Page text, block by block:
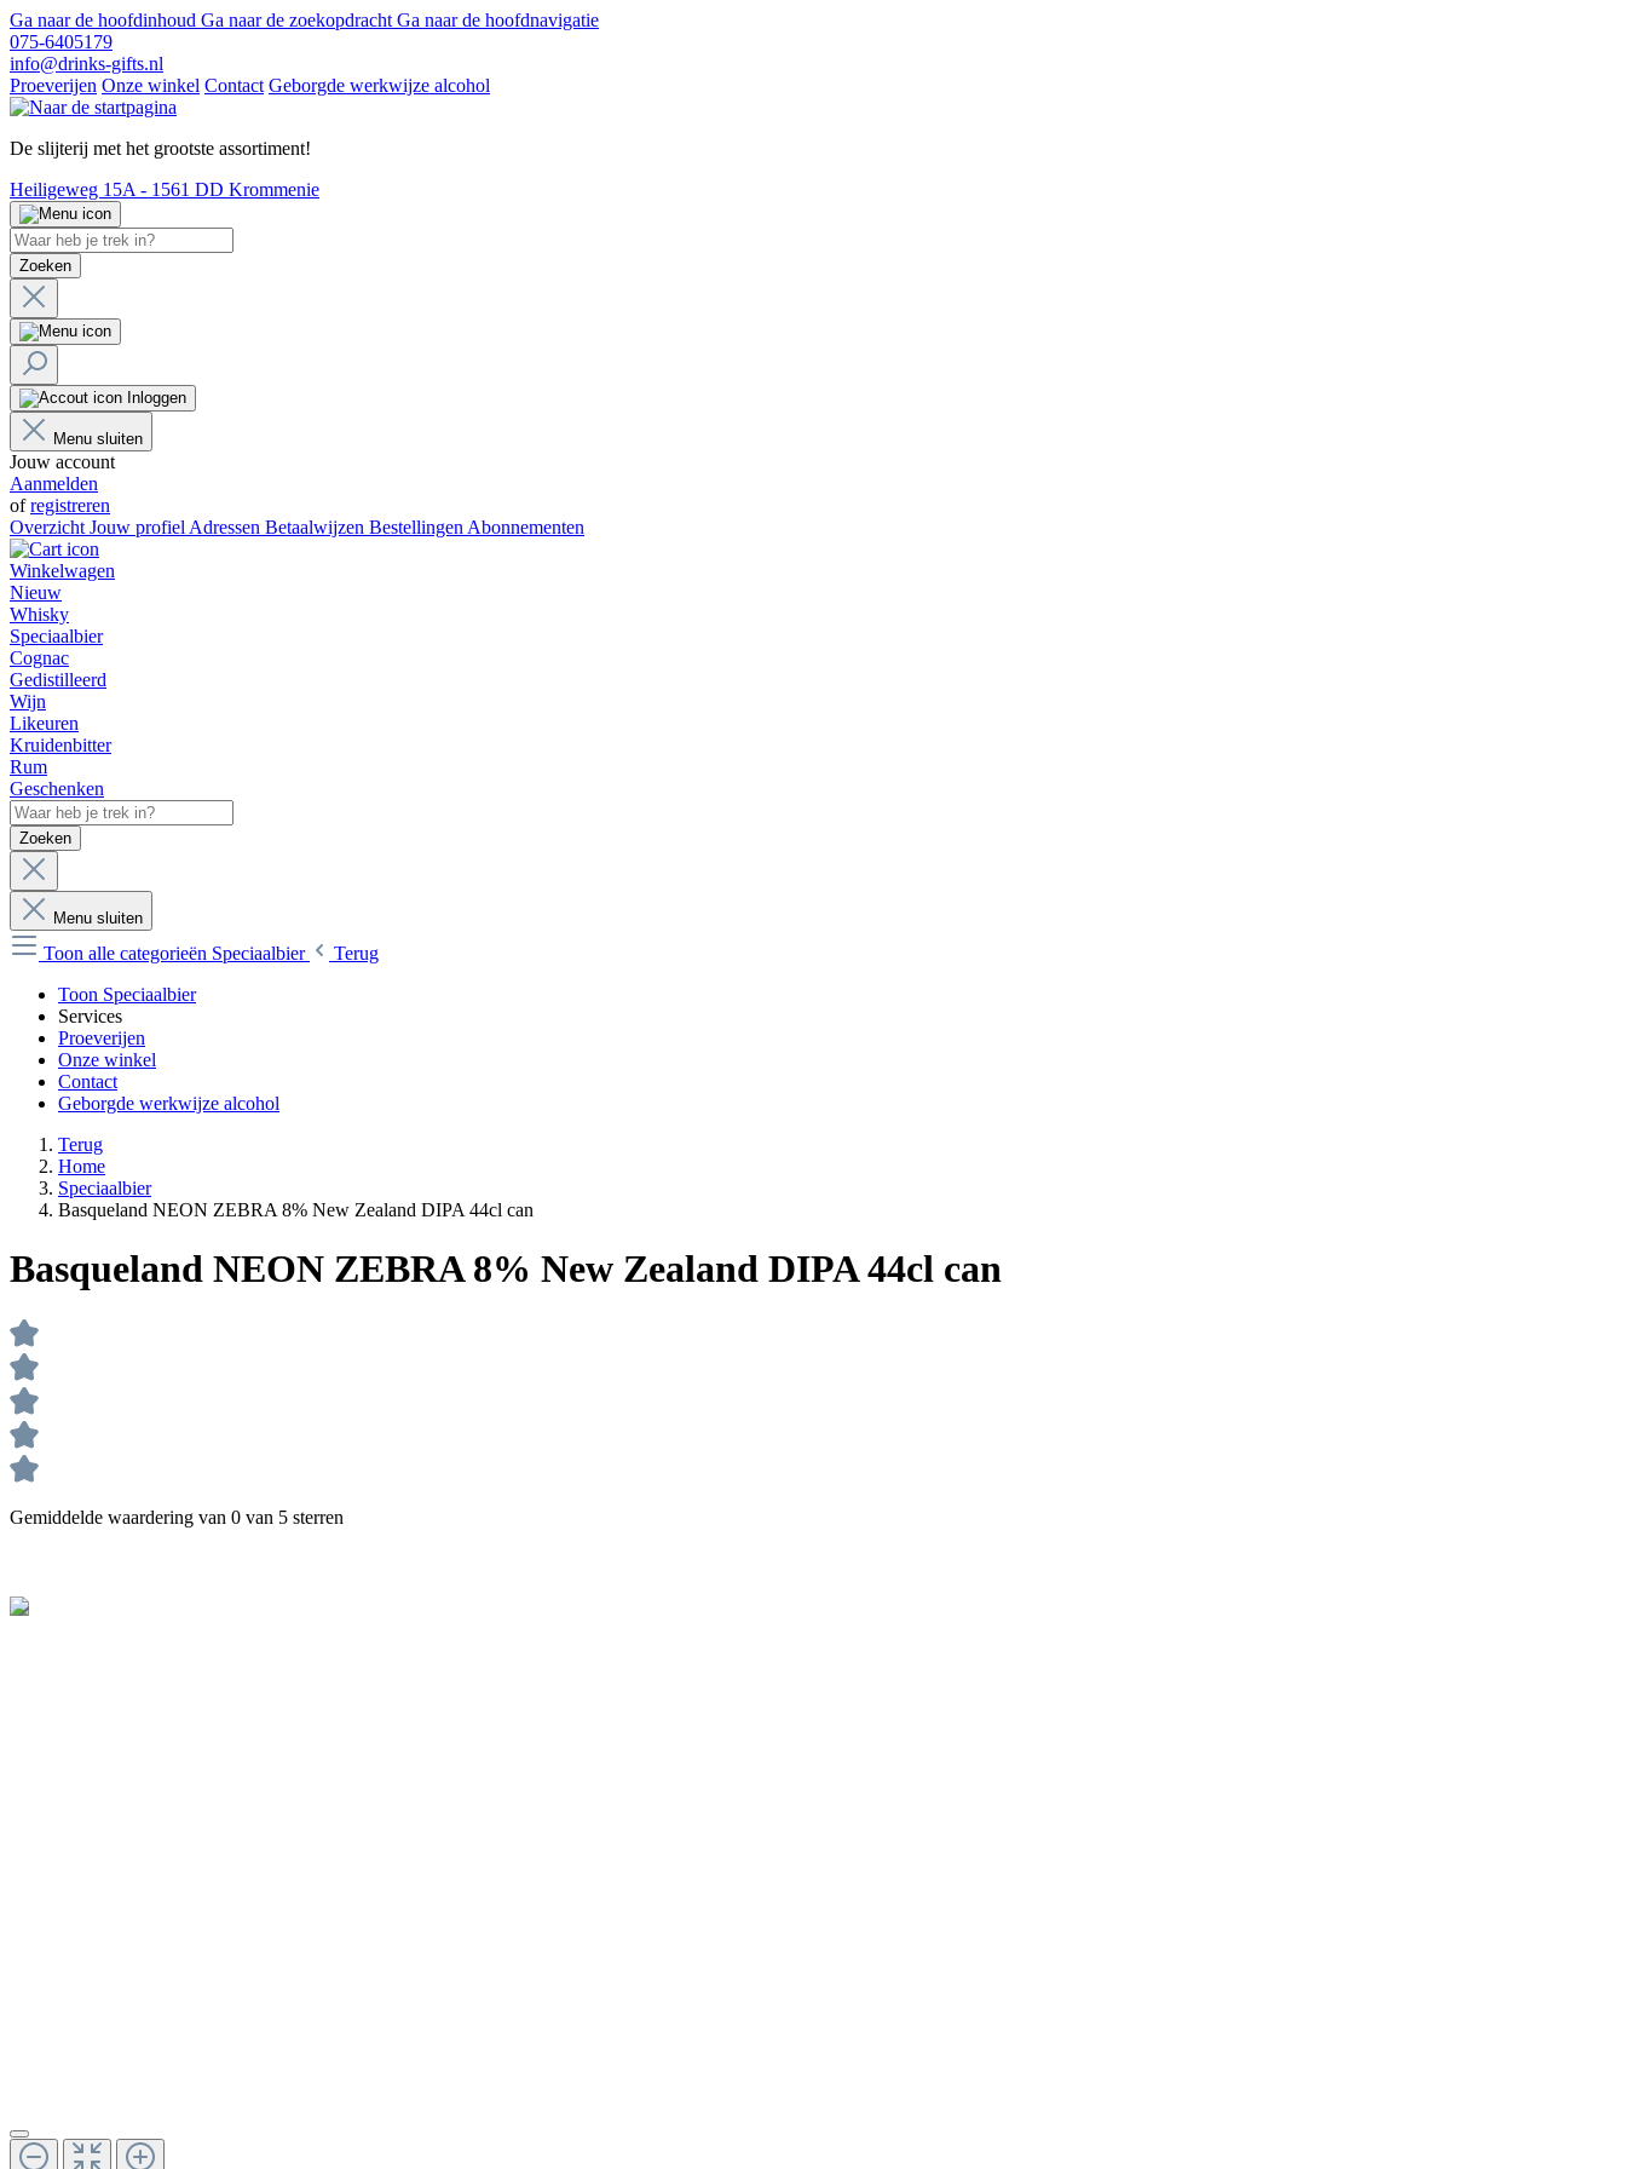
Ga naar de hoofdinhoud Ga naar de zoekopdracht Ga naar de hoofdnavigatie
075-6405179
info@drinks-gifts.nl
Proeverijen Onze winkel Contact Geborgde werkwijze alcohol
De slijterij met het grootste assortiment!
Heiligeweg 15A - 1561 DD Krommenie
Zoeken
Inloggen
Menu sluiten
Jouw account
Aanmelden
ofregistreren
Overzicht Jouw profiel Adressen Betaalwijzen Bestellingen Abonnementen
Winkelwagen
Nieuw
Whisky
Speciaalbier
Cognac
Gedistilleerd
Wijn
Likeuren
Kruidenbitter
Rum
Geschenken
Zoeken
Menu sluiten
Toon alle categorieën Speciaalbier
Terug
Toon Speciaalbier
Services
Proeverijen
Onze winkel
Contact
Geborgde werkwijze alcohol
Terug
Home
Speciaalbier
Basqueland NEON ZEBRA 8% New Zealand DIPA 44cl can
Basqueland NEON ZEBRA 8% New Zealand DIPA 44cl can
Gemiddelde waardering van 0 van 5 sterren